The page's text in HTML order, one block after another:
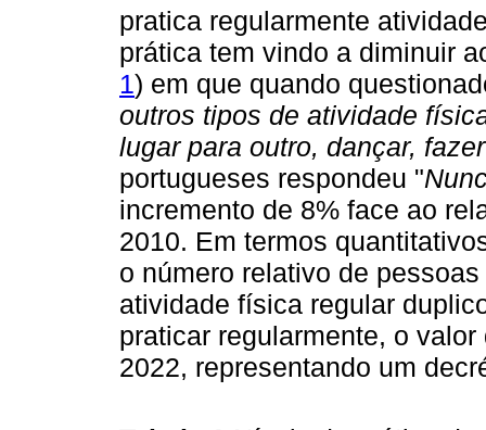
pratica regularmente
prática tem vindo a diminuir
1) em que quando
outros tipos de atividade
lugar para outro, dançar,
portugueses respondeu "
incremento de 8% face ao
2010. Em termos
o número relativo de
atividade física regular
praticar regularmente, o
2022, representando um